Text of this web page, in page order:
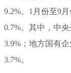
9.2%。1月份至9
0.7%。其中，中
3.9%；地方国有
3.7%。